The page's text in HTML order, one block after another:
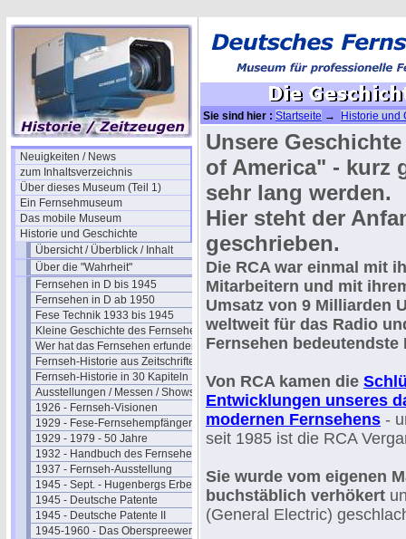
Neuigkeiten / News
zum Inhaltsverzeichnis
Über dieses Museum (Teil 1)
Ein Fernsehmuseum
Das mobile Museum
Historie und Geschichte
Übersicht / Überblick / Inhalt
Über die "Wahrheit"
Fernsehen in D bis 1945
Fernsehen in D ab 1950
Fese Technik 1933 bis 1945
Kleine Geschichte des Fernsehens
Wer hat das Fernsehen erfunden?
Fernseh-Historie aus Zeitschriften
Fernseh-Historie in 30 Kapiteln
Ausstellungen / Messen / Shows
1926 - Fernseh-Visionen
1929 - Fese-Fernsehempfänger
1929 - 1979 - 50 Jahre
1932 - Handbuch des Fernsehens
1937 - Fernseh-Ausstellung
1945 - Sept. - Hugenbergs Erbe
1945 - Deutsche Patente
1945 - Deutsche Patente II
1945-1960 - Das Oberspreewerk
Sie sind hier : Startseite → Historie und
Unsere
of America" - kurz
sehr lang werden.
Hier steht der
geschrieben.
Die RCA war einmal mit
Mitarbeitern und mit
Umsatz von 9 Milliarden
weltweit für das Radio
Fernsehen bedeutendste
Von RCA kamen die
Entwicklungen unseres
modernen Fernsehens -
seit 1985 ist die RCA
Sie wurde vom eigenen
buchstäblich verhökert
(General Electric)